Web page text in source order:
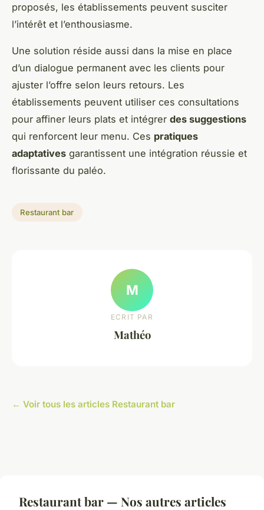
proposés, les établissements peuvent susciter
l’intérêt et l’enthousiasme.
Une solution réside aussi dans la mise en place
d’un dialogue permanent avec les clients pour
ajuster l’offre selon leurs retours. Les
établissements peuvent utiliser ces consultations
pour affiner leurs plats et intégrer des suggestions
qui renforcent leur menu. Ces pratiques
adaptatives garantissent une intégration réussie et
florissante du paléo.
Restaurant bar
M
ECRIT PAR
Mathéo
← Voir tous les articles Restaurant bar
Restaurant bar — Nos autres articles